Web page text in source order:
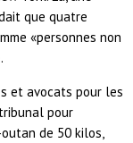
que quatre
«personnes non
et avocats pour les
pour
de 50 kilos,